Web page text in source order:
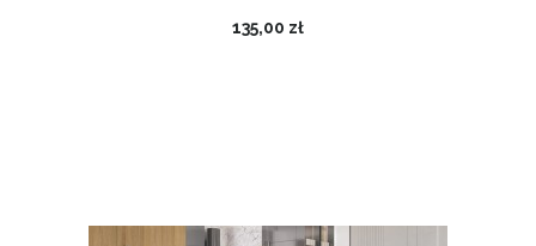
135,00 zł